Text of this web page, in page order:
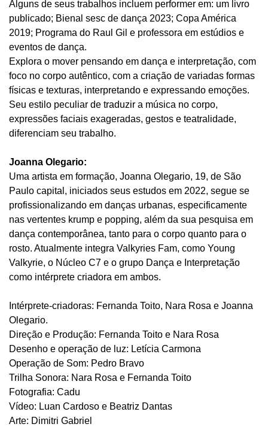
Alguns de seus trabalhos incluem performer em: um livro
publicado; Bienal sesc de dança 2023; Copa América
2019; Programa do Raul Gil e professora em estúdios e
eventos de dança.
Explora o mover pensando em dança e interpretação, com
foco no corpo autêntico, com a criação de variadas formas
físicas e texturas, interpretando e expressando emoções.
Seu estilo peculiar de traduzir a música no corpo,
expressões faciais exageradas, gestos e teatralidade,
diferenciam seu trabalho.
Joanna Olegario:
Uma artista em formação, Joanna Olegario, 19, de São
Paulo capital, iniciados seus estudos em 2022, segue se
profissionalizando em danças urbanas, especificamente
nas vertentes krump e popping, além da sua pesquisa em
dança contemporânea, tanto para o corpo quanto para o
rosto. Atualmente integra Valkyries Fam, como Young
Valkyrie, o Núcleo C7 e o grupo Dança e Interpretação
como intérprete criadora em ambos.
Intérprete-criadoras: Fernanda Toito, Nara Rosa e Joanna
Olegario.
Direção e Produção: Fernanda Toito e Nara Rosa
Desenho e operação de luz: Letícia Carmona
Operação de Som: Pedro Bravo
Trilha Sonora: Nara Rosa e Fernanda Toito
Fotografia: Cadu
Vídeo: Luan Cardoso e Beatriz Dantas
Arte: Dimitri Gabriel